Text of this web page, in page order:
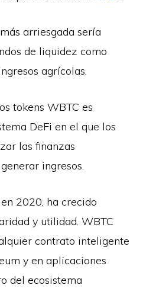
arriesgada sería
de liquidez como
agrícolas.
tokens WBTC es
DeFi en el que los
las finanzas
ingresos.
2020, ha crecido
y utilidad. WBTC
contrato inteligente
y en aplicaciones
del ecosistema